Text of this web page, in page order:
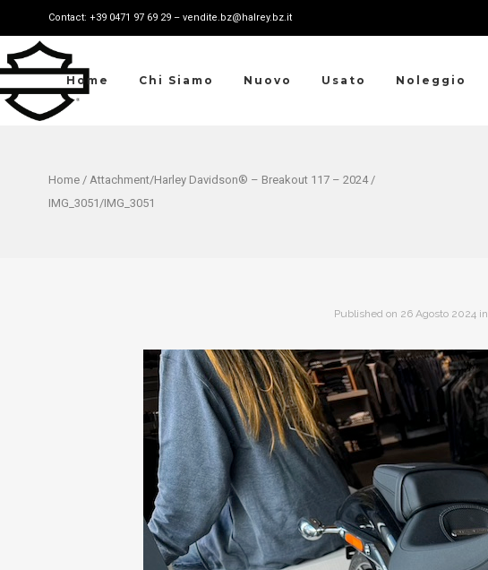
Contact: +39 0471 97 69 29 – vendite.bz@halrey.bz.it
Home Chi Siamo Nuovo Usato Noleggio
Home / Attachment/Harley Davidson® – Breakout 117 – 2024/
IMG_3051/IMG_3051
Published on 26 Agosto 2024in